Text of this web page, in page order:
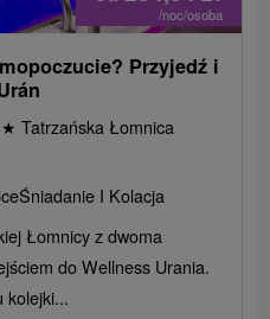
/noc/osoba
Przyjedź i
★ Tatrzańska Łomnica
Śniadanie I Kolacja
Łomnicy z dwoma
do Wellness Urania.
kolejki...